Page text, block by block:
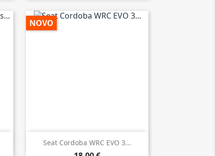
Seat Cordoba WRC EVO 3...
NOVO
 Vista rápida